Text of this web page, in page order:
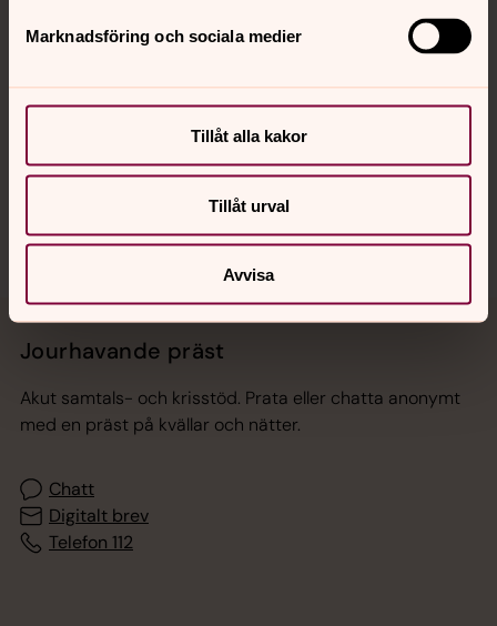
Marknadsföring och sociala medier
Tillåt alla kakor
Tillåt urval
Avvisa
Hitta snabbt
Sociala kanaler
Jourhavande präst
Akut samtals- och krisstöd. Prata eller chatta anonymt
med en präst på kvällar och nätter.
Chatt
Digitalt brev
Telefon 112